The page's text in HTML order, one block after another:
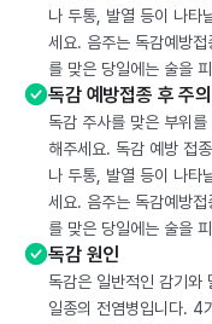
나 두통, 발열 등이 나타
세요. 음주는 독감예방
를 맞은 당일에는 술을
독감 예방접종 후 주
독감 주사를 맞은 부위
해주세요. 독감 예방 접
나 두통, 발열 등이 나타
세요. 음주는 독감예방
를 맞은 당일에는 술을
독감 원인
독감은 일반적인 감기와
일종의 전염병입니다. 4